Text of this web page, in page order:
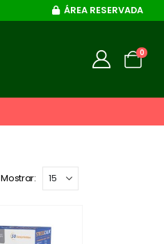
ÁREA RESERVADA
0
Mostrar: